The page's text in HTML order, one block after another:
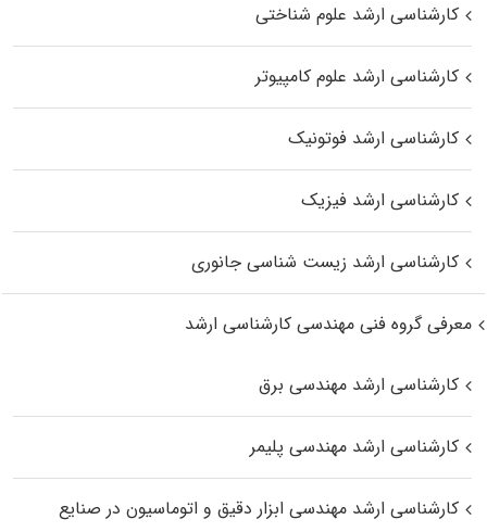
کارشناسی ارشد علوم شناختی
کارشناسی ارشد علوم کامپیوتر
کارشناسی ارشد فوتونیک
کارشناسی ارشد فیزیک
کارشناسی ارشد زیست‌ شناسی جانوری
معرفی گروه فنی مهندسی کارشناسی ارشد
کارشناسی ارشد مهندسی برق
کارشناسی ارشد مهندسی پلیمر
کارشناسی ارشد مهندسی ابزار دقیق و اتوماسیون در صنایع